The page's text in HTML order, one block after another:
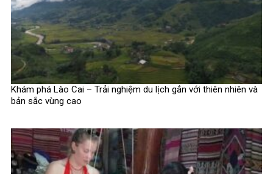
Khám phá Lào Cai – Trải nghiệm du lịch gắn với thiên nhiên và
bản sắc vùng cao